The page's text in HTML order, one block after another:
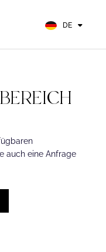
DE
ES
auch eine Anfrage